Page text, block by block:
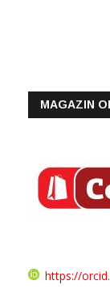
MAGAZIN
https://